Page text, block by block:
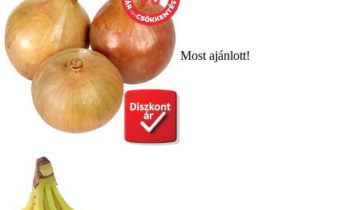
Most ajánlott!